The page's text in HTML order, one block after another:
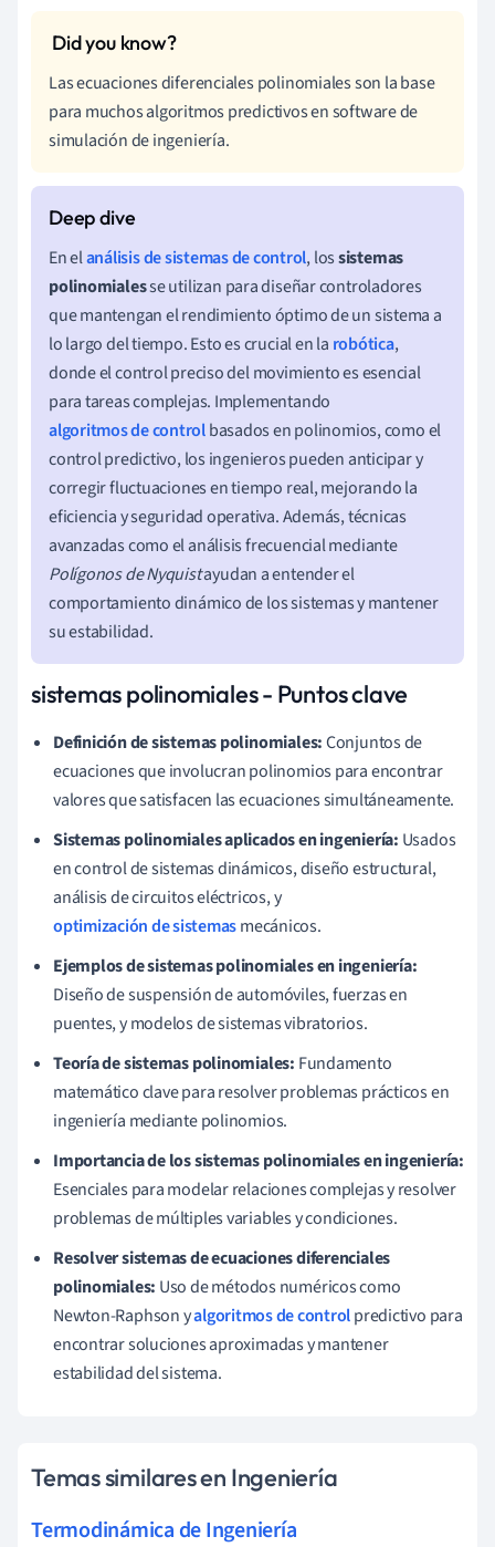
Las ecuaciones diferenciales polinomiales son la base
para muchos algoritmos predictivos en software de
simulación de ingeniería.
En elanálisis de sistemas de control, lossistemas
polinomialesse utilizan para diseñar controladores
que mantengan el rendimiento óptimo de un sistema a
lo largo del tiempo. Esto es crucial en la robótica,
donde el control preciso del movimiento es esencial
para tareas complejas. Implementando
algoritmos de controlbasados en polinomios, como el
control predictivo, los ingenieros pueden anticipar y
corregir fluctuaciones en tiempo real, mejorando la
eficiencia y seguridad operativa. Además, técnicas
avanzadas como el análisis frecuencial mediante
Polígonos de Nyquistayudan a entender el
comportamiento dinámico de los sistemas y mantener
su estabilidad.
sistemas polinomiales - Puntos clave
Definición de sistemas polinomiales:Conjuntos de
ecuaciones que involucran polinomios para encontrar
valores que satisfacen las ecuaciones simultáneamente.
Sistemas polinomiales aplicados en ingeniería: Usados
en control de sistemas dinámicos, diseño estructural,
análisis de circuitos eléctricos, y
optimización de sistemasmecánicos.
Ejemplos de sistemas polinomiales en ingeniería:
Diseño de suspensión de automóviles, fuerzas en
puentes, y modelos de sistemas vibratorios.
Teoría de sistemas polinomiales: Fundamento
matemático clave para resolver problemas prácticos en
ingeniería mediante polinomios.
Importancia de los sistemas polinomiales en ingeniería:
Esenciales para modelar relaciones complejas y resolver
problemas de múltiples variables y condiciones.
Resolver sistemas de ecuaciones diferenciales
polinomiales: Uso de métodos numéricos como
Newton-Raphson yalgoritmos de controlpredictivo para
encontrar soluciones aproximadas y mantener
estabilidad del sistema.
Temas similares en Ingeniería
Termodinámica de Ingeniería